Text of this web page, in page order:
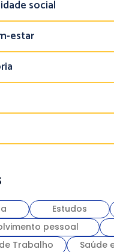
social
estar
Estudos
pessoal
Trabalho
Saúde